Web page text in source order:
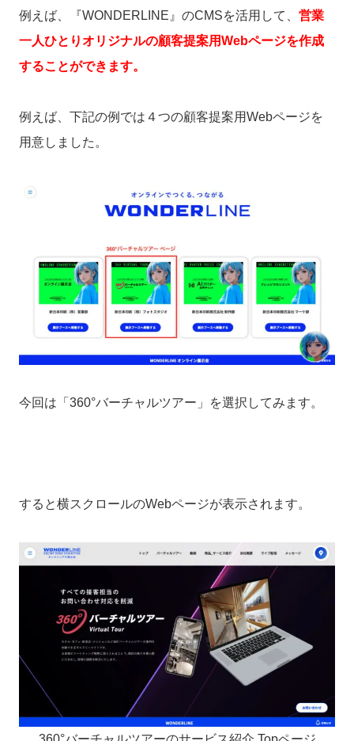
例えば、『WONDERLINE』のCMSを活用して、 営業
一人ひとりオリジナルの顧客提案用Webページを作成
することができます。
例えば、下記の例では４つの顧客提案用Webページを
用意しました。
今回は「360°バーチャルツアー」を選択してみます。
すると横スクロールのWebページが表示されます。